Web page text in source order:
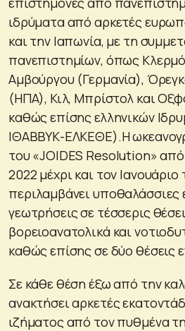
ιδρύματα από αρκετές
και την Ιαπωνία, με τη
πανεπιστημίων, όπως
Αμβούργου (Γερμανία),
(ΗΠΑ), Κιλ, Μπρίστολ και
καθώς επίσης ελληνικών
ΙΘΑΒΒΥΚ-ΕΛΚΕΘΕ).Η
του «JOIDES Resolution»
2022 μέχρι και τον
περιλαμβάνει υποθαλάσσιες
γεωτρήσεις σε τέσσερις
βορειοανατολικά και
καθώς επίσης σε δύο θέσεις
Σε κάθε θέση έξω από την
ανακτήσει αρκετές
ιζήματος από τον πυθμένα